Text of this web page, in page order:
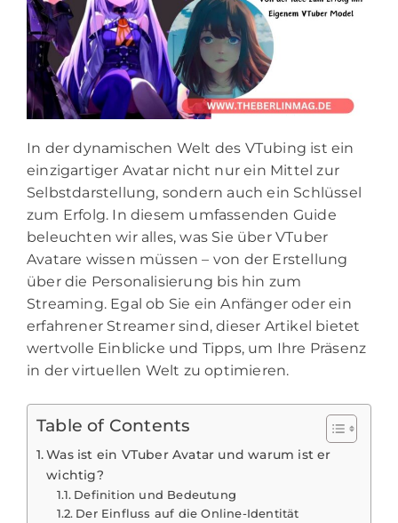
In der dynamischen Welt des VTubing ist ein
einzigartiger Avatar nicht nur ein Mittel zur
Selbstdarstellung, sondern auch ein Schlüssel
zum Erfolg. In diesem umfassenden Guide
beleuchten wir alles, was Sie über VTuber
Avatare wissen müssen – von der Erstellung
über die Personalisierung bis hin zum
Streaming. Egal ob Sie ein Anfänger oder ein
erfahrener Streamer sind, dieser Artikel bietet
wertvolle Einblicke und Tipps, um Ihre Präsenz
in der virtuellen Welt zu optimieren.
Table of Contents
Was ist ein VTuber Avatar und warum ist er
wichtig?
Definition und Bedeutung
Der Einfluss auf die Online-Identität